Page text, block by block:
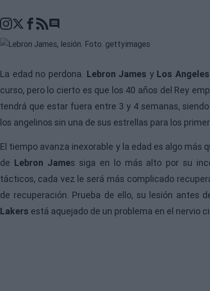
Go to comments section
La edad no perdona. Lebron James y Los
curso, pero lo cierto es que los 40 años del Rey
tendrá que estar fuera entre 3 y 4 semanas,
los angelinos sin una de sus estrellas para los
El tiempo avanza inexorable y la edad es algo
de Lebron James siga en lo más alto por su
tácticos, cada vez le será más complicado
de recuperación. Prueba de ello, su lesión antes
Lakers está aquejado de un problema en el nervio